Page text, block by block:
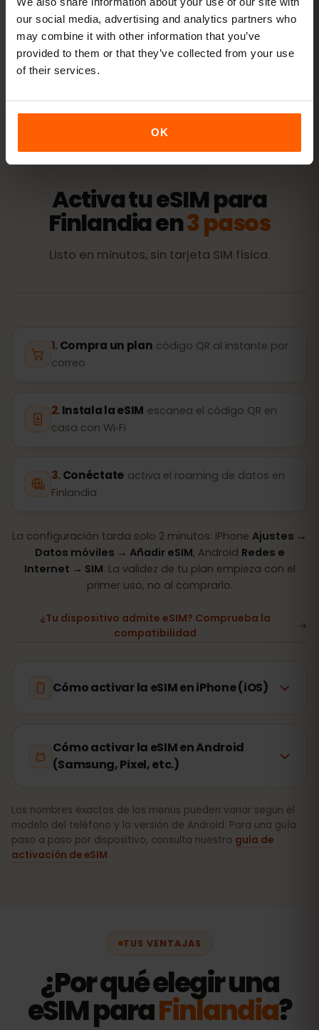
our social media, advertising and analytics partners who
may combine it with other information that you’ve
provided to them or that they’ve collected from your use
of their services.
OK
Todos los valores son orientativos. El consumo real depende
del dispositivo, la configuración de las apps y tu uso.
ACTIVACIÓN
Activa tu eSIM para
Finlandia en3 pasos
Listo en minutos, sin tarjeta SIM física.
Compra un plan código QR al instante por
correo
Instala la eSIM escanea el código QR en
casa con Wi‑Fi
Conéctate activa el roaming de datos en
Finlandia
La configuración tarda solo 2 minutos: iPhone Ajustes →
Datos móviles → Añadir eSIM, Android Redes e
Internet → SIM. La validez de tu plan empieza con el
primer uso, no al comprarlo.
¿Tu dispositivo admite eSIM? Comprueba la
compatibilidad
Cómo activar la eSIM en iPhone (iOS)
Cómo activar la eSIM en Android
(Samsung, Pixel, etc.)
Los nombres exactos de los menús pueden variar según el
modelo del teléfono y la versión de Android. Para una guía
paso a paso por dispositivo, consulta nuestra guía de
activación de eSIM.
TUS VENTAJAS
¿Por qué elegir una
eSIM paraFinlandia?